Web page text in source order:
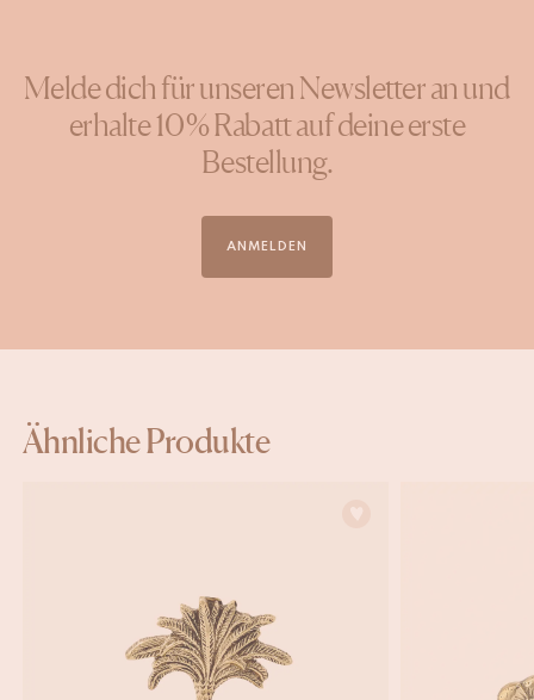
Melde dich für unseren Newsletter an und
erhalte 10 % Rabatt auf deine erste
Bestellung.
ANMELDEN
Ähnliche Produkte